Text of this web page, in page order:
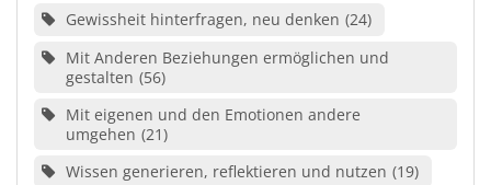
Gewissheit hinterfragen, neu denken 24
Mit Anderen Beziehungen ermöglichen und
gestalten 56
Mit eigenen und den Emotionen andere
umgehen 21
Wissen generieren, reflektieren und nutzen 19